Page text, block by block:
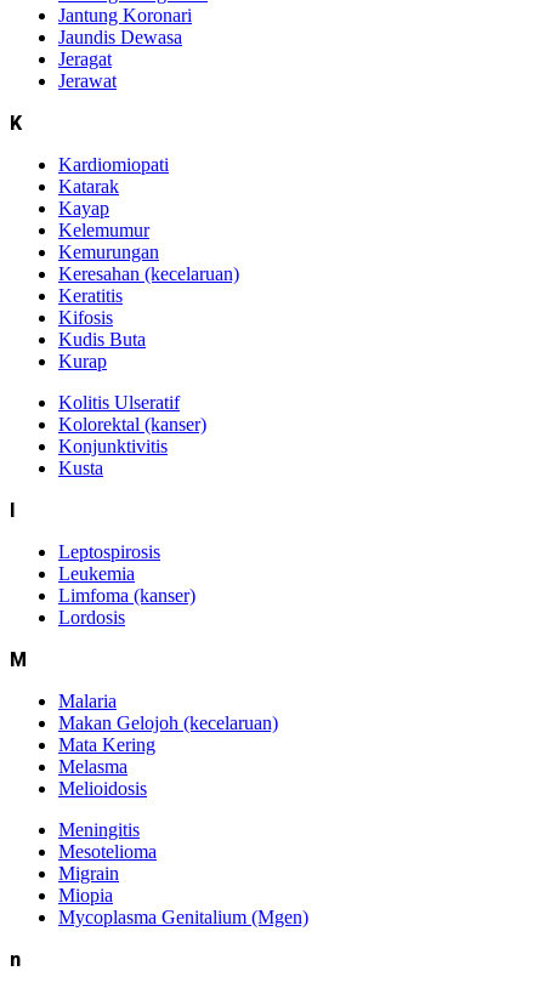
Jantung Koronari
Jaundis Dewasa
Jeragat
Jerawat
K
Kardiomiopati
Katarak
Kayap
Kelemumur
Kemurungan
Keresahan (kecelaruan)
Keratitis
Kifosis
Kudis Buta
Kurap
Kolitis Ulseratif
Kolorektal (kanser)
Konjunktivitis
Kusta
l
Leptospirosis
Leukemia
Limfoma (kanser)
Lordosis
M
Malaria
Makan Gelojoh (kecelaruan)
Mata Kering
Melasma
Melioidosis
Meningitis
Mesotelioma
Migrain
Miopia
Mycoplasma Genitalium (Mgen)
n